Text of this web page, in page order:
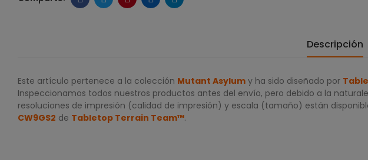
Descripción
Este artículo pertenece a la colección Mutant Asylum y ha sido diseñado por
Inspeccionamos todos nuestros productos antes del envío, pero debido a la
resoluciones de impresión (calidad de impresión) y escala (tamaño) están
CW9GS2 de Tabletop Terrain Team™.